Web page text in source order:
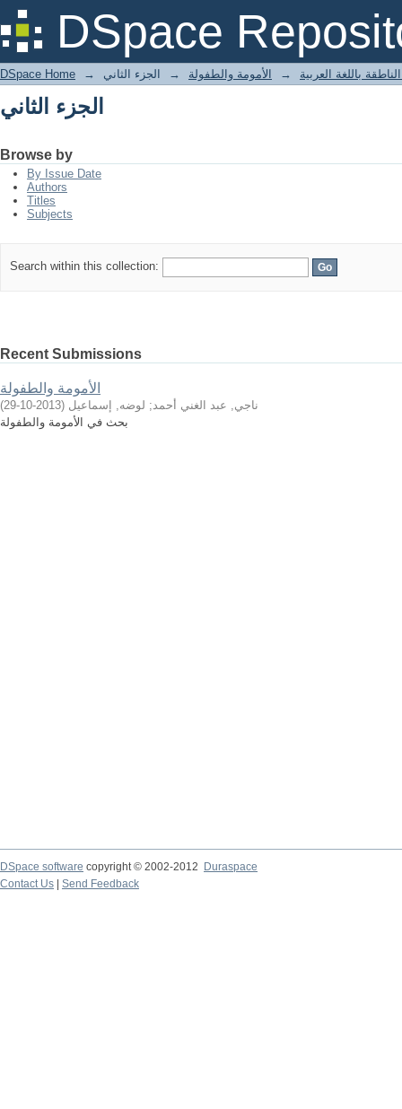
DSpaceالجزء الثاني
DSpace Home → باللغة العربية → الأمومة والطفولة → الجزء الثاني
الجزء الثاني
Browse by
By Issue Date
Authors
Titles
Subjects
Search within this collection:
Recent Submissions
الأمومة والطفولة
ناجي, عبد الغني أحمد; لوضه, إسماعيل (
2013-10-29
)
بحث في الأمومة والطفولة
DSpace software copyright © 2002-2012
Duraspace
Contact Us
Send Feedback